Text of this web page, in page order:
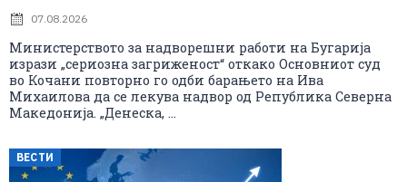
07.08.2026
Министерството за надворешни работи на Бугарија
изрази „сериозна загриженост“ откако Основниот суд
во Кочани повторно го одби барањето на Ива
Михаилова да се лекува надвор од Република Северна
Македонија. „Денеска, ...
ВЕСТИ